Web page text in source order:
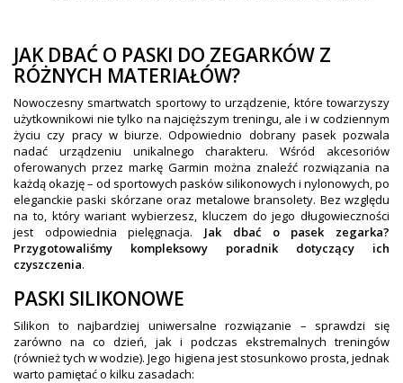
OBAKU DENMARK ZEGARKI
POLECANE PRODUKTY
+
PROMOCJE
+
OUTLET
+
WYPRZEDAŻ
JAK DBAĆ O PASKI DO ZEGARKÓW Z
RÓŻNYCH MATERIAŁÓW?
Nowoczesny smartwatch sportowy to urządzenie, które towarzyszy
użytkownikowi nie tylko na najcięższym treningu, ale i w codziennym
życiu czy pracy w biurze. Odpowiednio dobrany pasek pozwala
nadać urządzeniu unikalnego charakteru. Wśród akcesoriów
oferowanych przez markę Garmin można znaleźć rozwiązania na
każdą okazję – od sportowych pasków silikonowych i nylonowych, po
eleganckie paski skórzane oraz metalowe bransolety. Bez względu
na to, który wariant wybierzesz, kluczem do jego długowieczności
jest odpowiednia pielęgnacja. Jak dbać o pasek zegarka?
Przygotowaliśmy kompleksowy poradnik dotyczący ich
czyszczenia.
PASKI SILIKONOWE
Silikon to najbardziej uniwersalne rozwiązanie – sprawdzi się
zarówno na co dzień, jak i podczas ekstremalnych treningów
(również tych w wodzie). Jego higiena jest stosunkowo prosta, jednak
warto pamiętać o kilku zasadach: